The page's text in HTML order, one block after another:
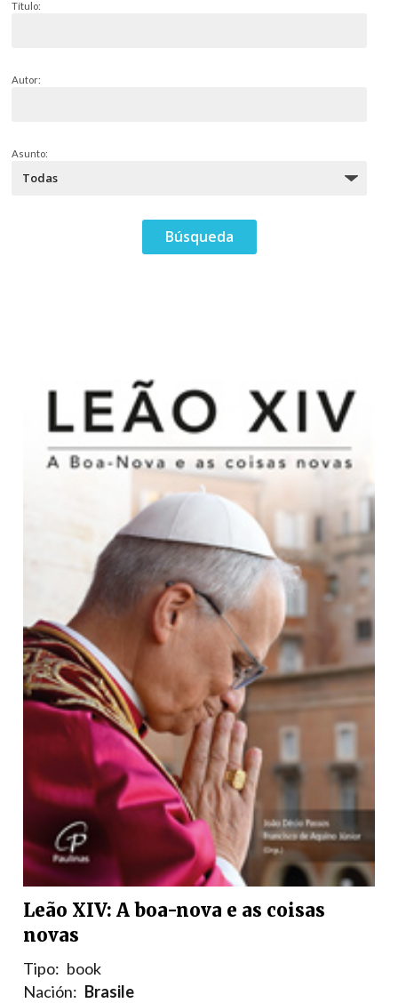
Título:
Autor:
Asunto:
Leão XIV: A boa-nova e as coisas
novas
Tipo: book
Nación: Brasile